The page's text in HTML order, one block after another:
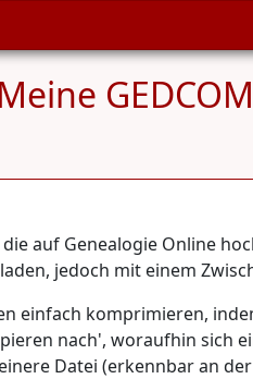
auf Genealogie Online
jedoch mit einem
einfach komprimieren,
nach', woraufhin sich
Datei (erkennbar an